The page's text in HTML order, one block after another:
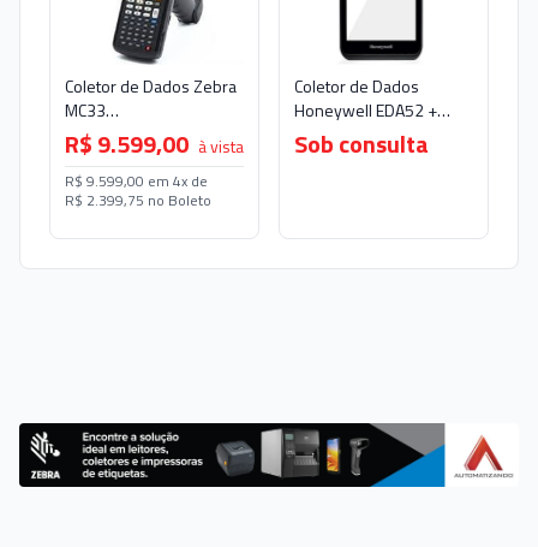
Coletor de Dados Zebra
MC33
Gatilho/Android/2D
Imager/47
Teclas/4GB/32GB
R$ 9.599,00 à vista
R$ 9.599,00 em 4x de
R$ 2.399,75 no Boleto
Coletor de Dados
Honeywell EDA52 +
Fonte + Cabo USB-C
Sob consulta